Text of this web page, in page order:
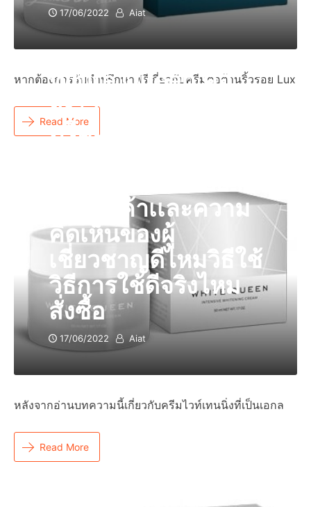
17/06/2022 Aiat
หากต้องการรับคำปรึกษาฟรีเกี่ยวกับครีมต่อต้านริ้วรอย Lux
Read More
White Queen คือ
อะไรอะไรผลิตภัณฑ์
ครีมแท้ราคารีวิวของ
ของลูกค้าเเละความ
คิดเห็นของผู้
เชี่ยวชาญดีไหมวิธีใช้
วิธีการใช้ดีจริงไหม
สั่งซื้อ
17/06/2022 Aiat
หลังจากอ่านบทความนี้เกี่ยวกับครีมไวท์เทนนิ่งที่เป็นเอกล
Read More